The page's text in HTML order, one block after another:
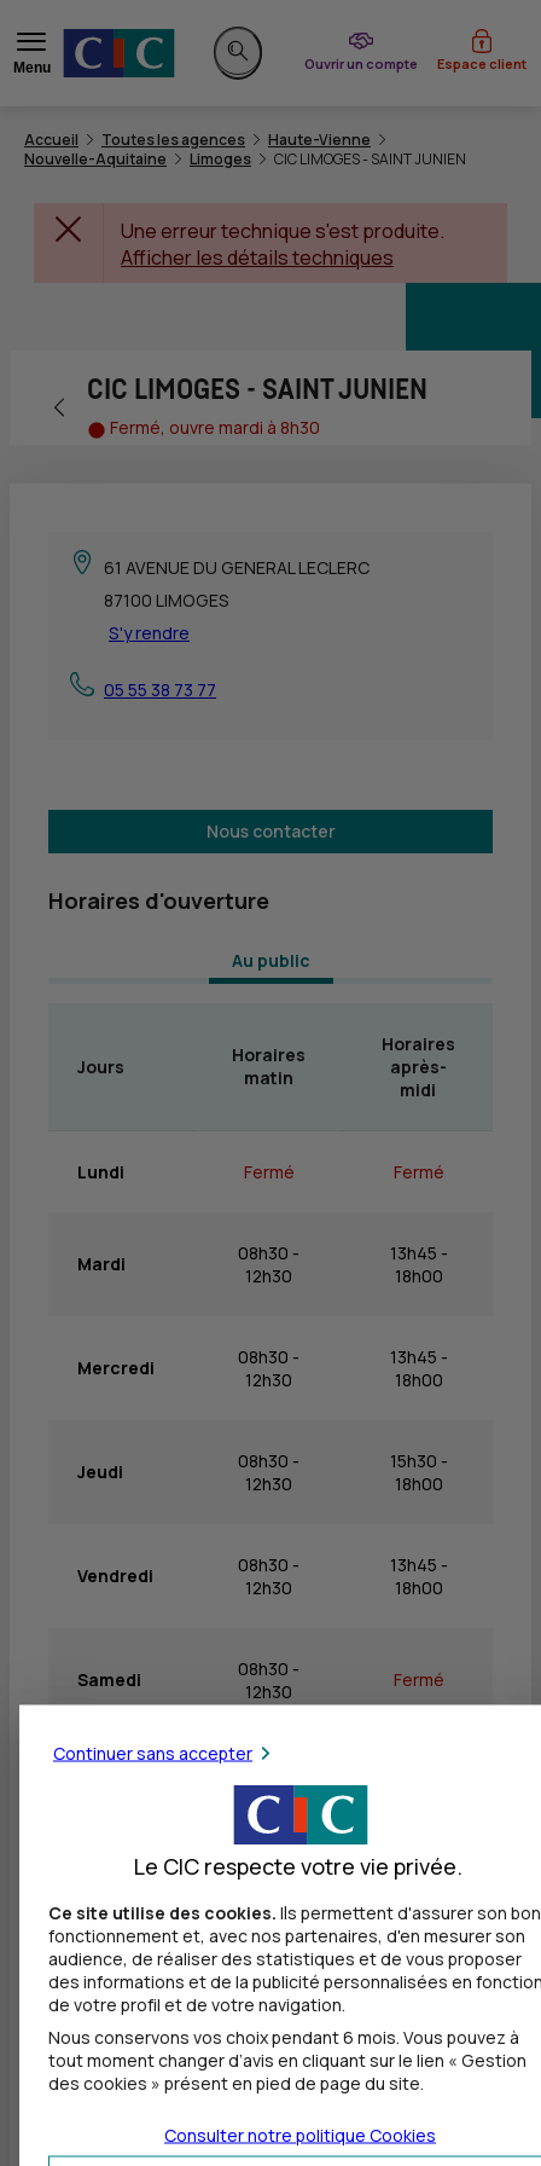
Menu
Rechercher sur le site
Ouvrir un compte
du CIC Espace client
Accueil Toutes les agences
Haute-Vienne
Nouvelle-Aquitaine
Limoges CIC LIMOGES - SAINT JUNIEN
Une erreur technique s'est produite.
Afficher les détails techniques
Retour vers la page précédente
CIC LIMOGES - SAINT JUNIEN
Fermé, ouvre mardi à 8h30
61 AVENUE DU GENERAL LECLERC
87100 LIMOGES
S'y rendre
05 55 38 73 77
Nous contacter
Horaires d'ouverture
Au public
Jours
Horaires
matin
Horaires
après-
midi
Lundi Fermé Fermé
Mardi
08h30 -
12h30
13h45 -
18h00
Mercredi
08h30 -
12h30
13h45 -
18h00
Jeudi
08h30 -
12h30
15h30 -
18h00
Vendredi
08h30 -
12h30
13h45 -
18h00
Samedi
08h30 -
12h30
Fermé
Autres agences les plus proches
CIC CHARENTE HAUTE-VIENNE ENTREPRISES
à925 m
3 COURS GAY LUSSAC
87000 LIMOGES
05 45 23 89 40
Fermé, ouvre sur RDV lundi à 8h30
Continuer sans accepter
Le CIC respecte votre vie privée.
Ce site utilise des cookies. Ils permettent d'assurer son bon
fonctionnement et, avec nos partenaires, d'en mesurer son
audience, de réaliser des statistiques et de vous proposer
des informations et de la publicité personnalisées en
de votre profil et de votre navigation.
Nous conservons vos choix pendant 6 mois. Vous pouvez à
tout moment changer d’avis en cliquant sur le lien « Gestion
des cookies » présent en pied de page du site.
Consulter notre politique Cookies